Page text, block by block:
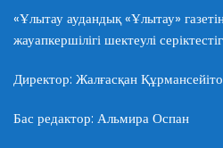
«Ұлытау аудандық «Ұлытау»
жауапкершілігі шектеулі
Директор: Жалғасқан
Бас редактор: Альмира Оспан